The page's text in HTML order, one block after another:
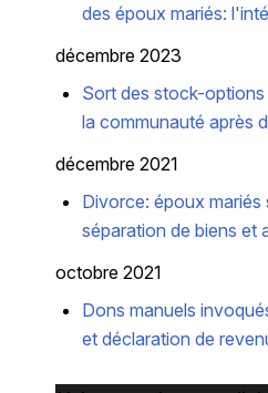
des époux mariés:
décembre 2023
Sort des stock-
la communauté après
décembre 2021
Divorce: époux mariés
séparation de biens et
octobre 2021
Dons manuels
et déclaration de